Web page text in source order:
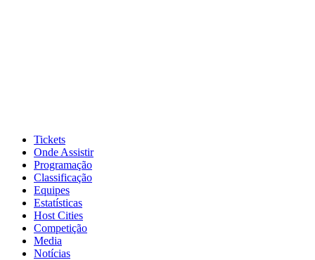
Tickets
Onde Assistir
Programação
Classificação
Equipes
Estatísticas
Host Cities
Competição
Media
Notícias